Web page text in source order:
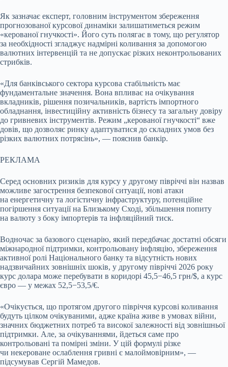
Як зазначає експерт, головним інструментом збереження
прогнозованої курсової динаміки залишатиметься режим
«керованої гнучкості». Його суть полягає в тому, що регулятор
за необхідності згладжує надмірні коливання за допомогою
валютних інтервенцій та не допускає різких неконтрольованих
стрибків.
«Для банківського сектора курсова стабільність має
фундаментальне значення. Вона впливає на очікування
вкладників, рішення позичальників, вартість імпортного
обладнання, інвестиційну активність бізнесу та загальну довіру
до гривневих інструментів. Режим „керованої гнучкості“ вже
довів, що дозволяє ринку адаптуватися до складних умов без
різких валютних потрясінь», — пояснив банкір.
РЕКЛАМА
Серед основних ризиків для курсу у другому півріччі він назвав
можливе загострення безпекової ситуації, нові атаки
на енергетичну та логістичну інфраструктуру, потенційне
погіршення ситуації на Близькому Сході, збільшення попиту
на валюту з боку імпортерів та інфляційний тиск.
Водночас за базового сценарію, який передбачає достатні обсяги
міжнародної підтримки, контрольовану інфляцію, збереження
активної ролі Національного банку та відсутність нових
надзвичайних зовнішніх шоків, у другому півріччі 2026 року
курс долара може перебувати в коридорі 45,5−46,5 грн/$, а курс
євро — у межах 52,5−53,5/€.
«Очікується, що протягом другого півріччя курсові коливання
будуть цілком очікуваними, адже країна живе в умовах війни,
значних бюджетних потреб та високої залежності від зовнішньої
підтримки. Але, за очікуваннями, йдеться саме про
контрольовані та помірні зміни. У цій формулі різке
чи некероване ослаблення гривні є малоймовірним», —
підсумував Сергій Мамедов.